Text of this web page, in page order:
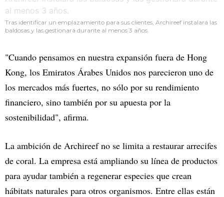
Tras identificar un emplazamiento para sus clientes, Archireef instalará las
baldosas y las gestionará durante al menos 3 años.
"Cuando pensamos en nuestra expansión fuera de Hong
Kong, los Emiratos Árabes Unidos nos parecieron uno de
los mercados más fuertes, no sólo por su rendimiento
financiero, sino también por su apuesta por la
sostenibilidad", afirma.
La ambición de Archireef no se limita a restaurar arrecifes
de coral. La empresa está ampliando su línea de productos
para ayudar también a regenerar especies que crean
hábitats naturales para otros organismos. Entre ellas están